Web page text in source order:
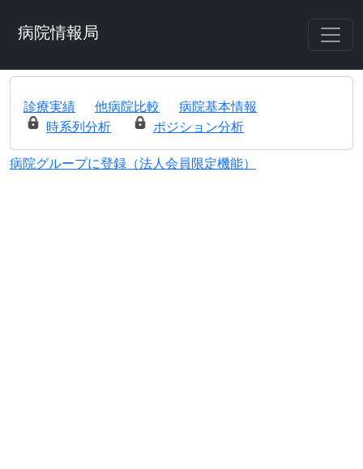
病院情報局
診療実績 他病院比較
病院基本情報
時系列分析
ポジション分析
病院グループに登録（法人会員限定機能）